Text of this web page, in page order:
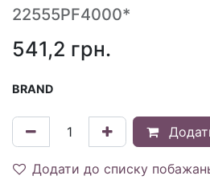
22555PF4000*
541,2 грн.
BRAND
Додати до списку